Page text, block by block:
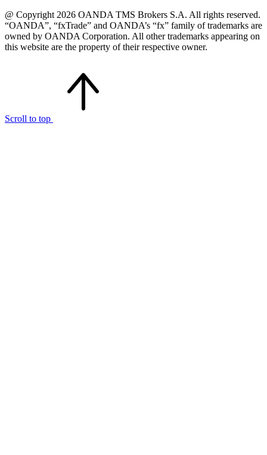
@ Copyright 2026 OANDA TMS Brokers S.A. All rights reserved.
“OANDA”, “fxTrade” and OANDA’s “fx” family of trademarks are
owned by OANDA Corporation. All other trademarks appearing on
this website are the property of their respective owner.
Scroll to top